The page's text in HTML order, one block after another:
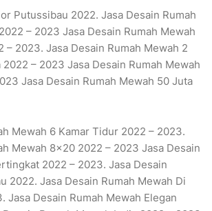
Putussibau 2022. Jasa Desain Rumah
– 2023 Jasa Desain Rumah Mewah
– 2023. Jasa Desain Rumah Mewah 2
2022 – 2023 Jasa Desain Rumah Mewah
Jasa Desain Rumah Mewah 50 Juta
Mewah 6 Kamar Tidur 2022 – 2023.
Mewah 8×20 2022 – 2023 Jasa Desain
2022 – 2023. Jasa Desain
2022. Jasa Desain Rumah Mewah Di
Jasa Desain Rumah Mewah Elegan